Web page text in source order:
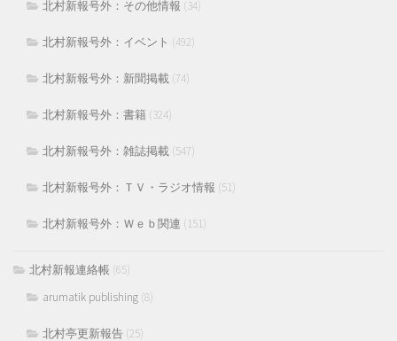
北村新報号外：その他情報 (34)
北村新報号外：イベント (492)
北村新報号外：新聞掲載 (74)
北村新報号外：書籍 (324)
北村新報号外：雑誌掲載 (547)
北村新報号外：ＴＶ・ラジオ情報 (51)
北村新報号外：Ｗｅｂ関連 (151)
北村新報連絡帳 (65)
arumatik publishing (8)
北村亭更新報告 (25)